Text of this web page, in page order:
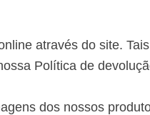
através do site.
Política de
dos nossos